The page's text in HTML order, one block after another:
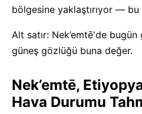
bölgesine yaklaştırıyor —
Alt satır: Nek’emtē'de
güneş gözlüğü buna değer.
Nek’emtē,
Hava Durumu